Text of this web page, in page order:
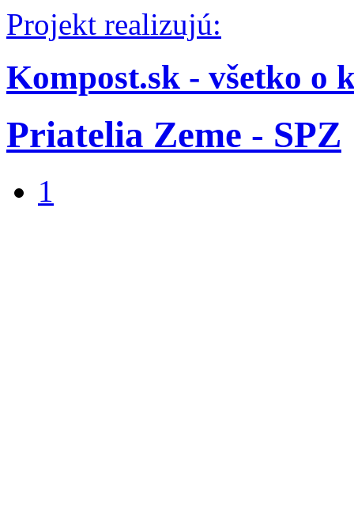
Projekt realizujú:
Kompost.sk - všetko o
Priatelia Zeme - SPZ
1